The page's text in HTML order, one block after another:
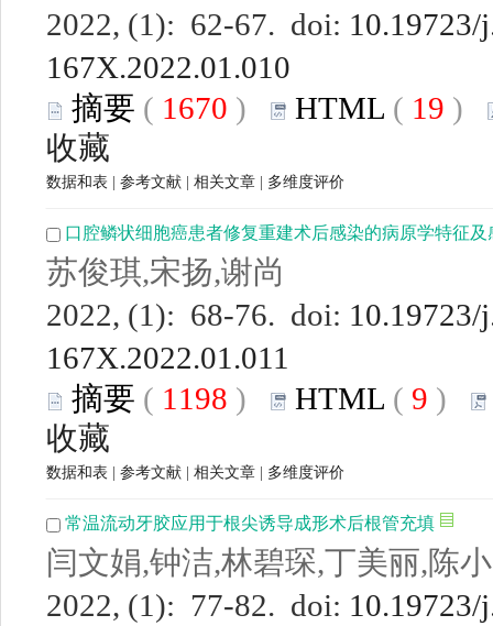
2022, (1): 62-67. doi: 10.19723/
167X.2022.01.010
摘要 ( 1670 ) HTML ( 19 )
收藏
数据和表 参考文献 相关文章 多维度评价
口腔鳞状细胞癌患者修复重建术后感染的病原学特征
苏俊琪,宋扬,谢尚
2022, (1): 68-76. doi: 10.19723/
167X.2022.01.011
摘要 ( 1198 ) HTML ( 9 )
收藏
数据和表 参考文献 相关文章 多维度评价
常温流动牙胶应用于根尖诱导成形术后根管充填
闫文娟,钟洁,林碧琛,丁美丽,陈
2022, (1): 77-82. doi: 10.19723/